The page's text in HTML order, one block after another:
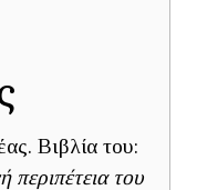
Βιβλία του:
περιπέτεια του